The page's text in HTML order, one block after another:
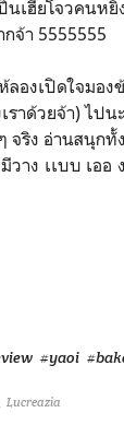
เฮียโจวคนหยิ่
จ้า 5555555
องเปิดใจมอง
าด้วยจ้า) ไปนะ
จริง อ่านสนุกทั้
าง เเบบ เออ
#yaoi
Lucreazia